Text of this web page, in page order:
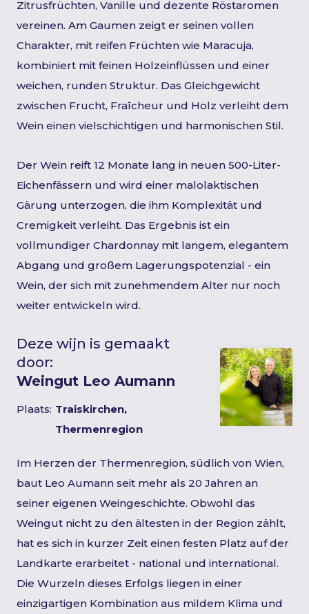
Zitrusfrüchten, Vanille und dezente Röstaromen
vereinen. Am Gaumen zeigt er seinen vollen
Charakter, mit reifen Früchten wie Maracuja,
kombiniert mit feinen Holzeinflüssen und einer
weichen, runden Struktur. Das Gleichgewicht
zwischen Frucht, Fraîcheur und Holz verleiht dem
Wein einen vielschichtigen und harmonischen Stil.
Der Wein reift 12 Monate lang in neuen 500-Liter-
Eichenfässern und wird einer malolaktischen
Gärung unterzogen, die ihm Komplexität und
Cremigkeit verleiht. Das Ergebnis ist ein
vollmundiger Chardonnay mit langem, elegantem
Abgang und großem Lagerungspotenzial - ein
Wein, der sich mit zunehmendem Alter nur noch
weiter entwickeln wird.
Deze wijn is gemaakt
door:
Weingut Leo Aumann
Plaats: Traiskirchen,
Thermenregion
Im Herzen der Thermenregion, südlich von Wien,
baut Leo Aumann seit mehr als 20 Jahren an
seiner eigenen Weingeschichte. Obwohl das
Weingut nicht zu den ältesten in der Region zählt,
hat es sich in kurzer Zeit einen festen Platz auf der
Landkarte erarbeitet - national und international.
Die Wurzeln dieses Erfolgs liegen in einer
einzigartigen Kombination aus mildem Klima und